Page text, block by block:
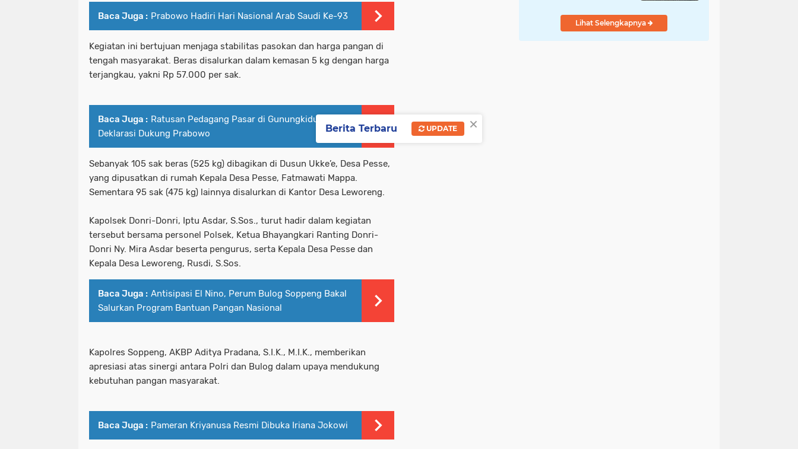
Baca Juga : Prabowo Hadiri Hari Nasional Arab Saudi Ke-93
Kegiatan ini bertujuan menjaga stabilitas pasokan dan harga pangan di
tengah masyarakat. Beras disalurkan dalam kemasan 5 kg dengan harga
terjangkau, yakni Rp 57.000 per sak.
Baca Juga : Ratusan Pedagang Pasar di Gunungkidul
Deklarasi Dukung Prabowo
Sebanyak 105 sak beras (525 kg) dibagikan di Dusun Ukke’e, Desa Pesse,
yang dipusatkan di rumah Kepala Desa Pesse, Fatmawati Mappa.
Sementara 95 sak (475 kg) lainnya disalurkan di Kantor Desa Leworeng.
Kapolsek Donri-Donri, Iptu Asdar, S.Sos., turut hadir dalam kegiatan
tersebut bersama personel Polsek, Ketua Bhayangkari Ranting Donri-
Donri Ny. Mira Asdar beserta pengurus, serta Kepala Desa Pesse dan
Kepala Desa Leworeng, Rusdi, S.Sos.
Baca Juga : Antisipasi El Nino, Perum Bulog Soppeng Bakal
Salurkan Program Bantuan Pangan Nasional
Kapolres Soppeng, AKBP Aditya Pradana, S.I.K., M.I.K., memberikan
apresiasi atas sinergi antara Polri dan Bulog dalam upaya mendukung
kebutuhan pangan masyarakat.
Baca Juga : Pameran Kriyanusa Resmi Dibuka Iriana Jokowi
Lihat Selengkapnya
×
Berita Terbaru UPDATE